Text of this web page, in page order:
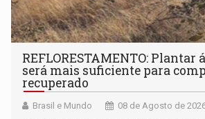
REFLORESTAMENTO: Plantar
será mais suficiente para
recuperado
Brasil e Mundo 08 de Agosto de